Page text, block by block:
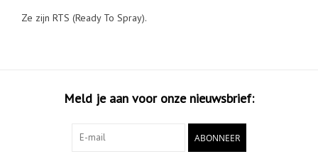
Ze zijn RTS (Ready To Spray).
Meld je aan voor onze nieuwsbrief:
ABONNEER